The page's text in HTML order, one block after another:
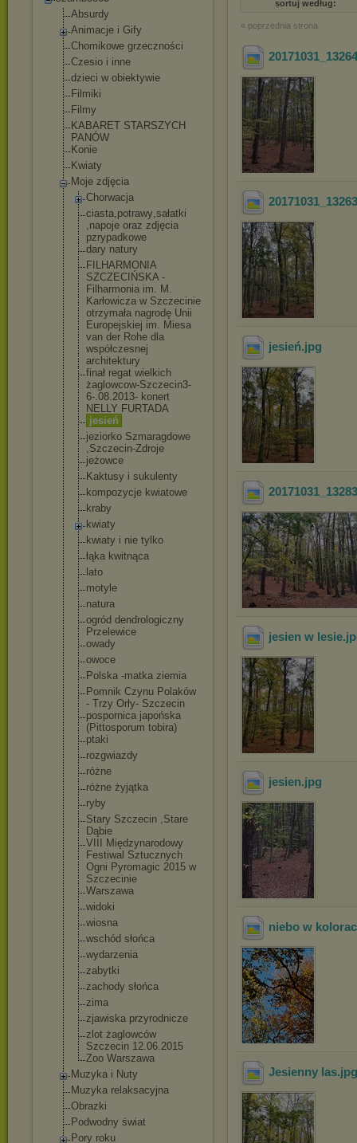
Absurdy
Animacje i Gify
Chomikowe grzeczności
Czesio i inne
dzieci w obiektywie
Filmiki
Filmy
KABARET STARSZYCH
PANÓW
Konie
Kwiaty
Moje zdjęcia
Chorwacja
ciasta,potrawy,sałatki
,napoje oraz zdjęcia
pzrypadkowe
dary natury
FILHARMONIA
SZCZECIŃSKA -
Filharmonia im. M.
Karłowicza w Szczecinie
otrzymała nagrodę Unii
Europejskiej im. Miesa
van der Rohe dla
współczesnej
architektury
finał regat wielkich
żaglowcow-Szczecin3-
6-.08.2013- konert
NELLY FURTADA
jesień
jeziorko Szmaragdowe
,Szczecin-Zdroje
jeżowce
Kaktusy i sukulenty
kompozycje kwiatowe
kraby
kwiaty
kwiaty i nie tylko
łąka kwitnąca
lato
motyle
natura
ogród dendrologiczny
Przelewice
owady
owoce
Polska -matka ziemia
Pomnik Czynu Polaków
- Trzy Orły- Szczecin
pospornica japońska
(Pittosporum tobira)
ptaki
rozgwiazdy
różne
różne żyjątka
ryby
Stary Szczecin ,Stare
Dąbie
VIII Międzynarodowy
Festiwal Sztucznych
Ogni Pyromagic 2015 w
Szczecinie
Warszawa
widoki
wiosna
wschód słońca
wydarzenia
zabytki
zachody słońca
zima
zjawiska przyrodnicze
zlot żaglowców
Szczecin 12.06.2015
Zoo Warszawa
Muzyka i Nuty
Muzyka relaksacyjna
Obrazki
Podwodny świat
Pory roku
sortuj według:
« poprzednia strona
jesień.jpg
jesien w lesie
jesien.jpg
niebo w
Jesienny las